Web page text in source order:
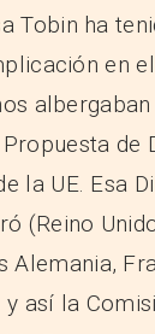
Tobin ha
en
de
la UE. Esa
(Reino
Alemania,
así la